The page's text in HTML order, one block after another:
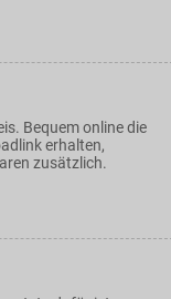
Bequem online die
erhalten,
zusätzlich.